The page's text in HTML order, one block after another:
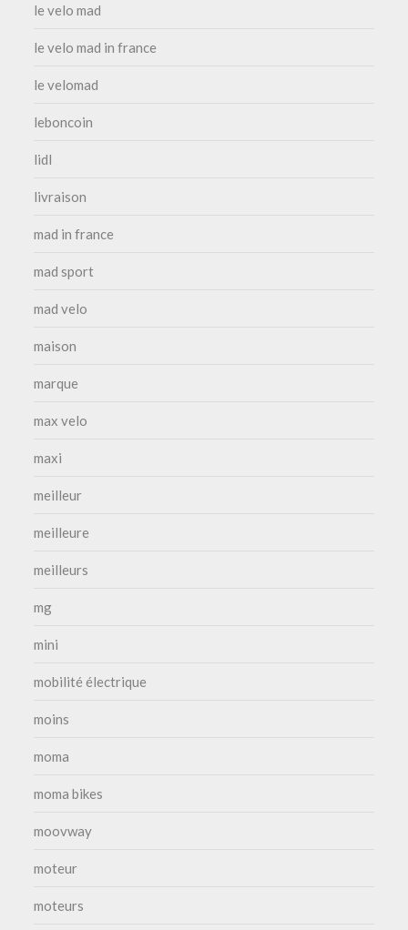
le velo mad
le velo mad in france
le velomad
leboncoin
lidl
livraison
mad in france
mad sport
mad velo
maison
marque
max velo
maxi
meilleur
meilleure
meilleurs
mg
mini
mobilité électrique
moins
moma
moma bikes
moovway
moteur
moteurs